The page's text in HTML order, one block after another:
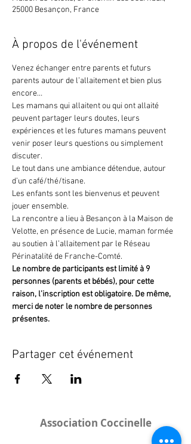
25000 Besançon, France
À propos de l'événement
Venez échanger entre parents et futurs
parents autour de l’allaitement et bien plus
encore…
Les mamans qui allaitent ou qui ont allaité
peuvent partager leurs doutes, leurs
expériences et les futures mamans peuvent
venir poser leurs questions ou simplement
discuter.
Le tout dans une ambiance détendue, autour
d’un café/thé/tisane.
Les enfants sont les bienvenus et peuvent
jouer ensemble.
La rencontre a lieu à Besançon à la Maison de
Velotte, en présence de Lucie, maman formée
au soutien à l’allaitement par le Réseau
Périnatalité de Franche-Comté.
Le nombre de participants est limité à 9
personnes (parents et bébés), pour cette
raison, l’inscription est obligatoire. De même,
merci de noter le nombre de personnes
présentes.
Partager cet événement
Association Coccinelle